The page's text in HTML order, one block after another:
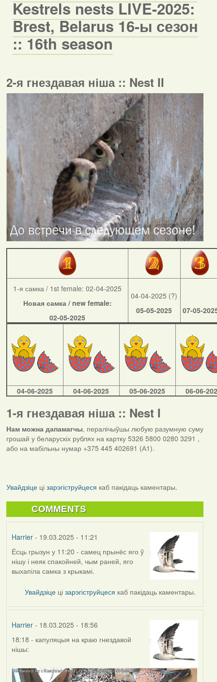
Kestrels nests LIVE-2025:
Brest, Belarus 16-ы сезон
:: 16th season
2-я гнездавая ніша :: Nest II
1-я самка / 1st female: 02-04-2025
Новая самка / new female:
02-05-2025
04-04-2025 (?)
05-05-2025
07-05-
04-06-2025 04-06-2025 05-06-2025 06-06-
1-я гнездавая ніша :: Nest I
Нам можна дапамагчы, пералічыўшы любую разумную суму
грошай у беларускіх рублях на картку 5326 5800 0280 3291 ,
або на мабільны нумар +375 445 402691 (А1).
Увайдзіцеці зарэгіструйцеся каб пакідаць каментары.
COMMENTS
Harrier- 19.03.2025 - 11:21
Ёсць грызун у 11:20 - самец прынёс яго ў
нішу і неяк спакойней, чым раней, яго
выхапіла самка з крыкамі.
Увайдзіце цізарэгіструйцеся каб пакідаць каментары.
Harrier- 18.03.2025 - 18:56
18:18 - капуляцыя на краю гнездавой
нішы: